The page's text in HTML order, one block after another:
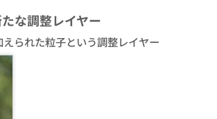
な調整レイヤー
られた粒子という調整レイヤー